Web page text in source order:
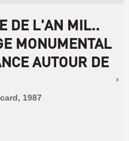
DE L'AN MIL..
MONUMENTAL
AUTOUR DE
1987